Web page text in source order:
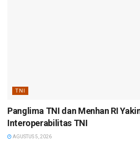
TNI
Panglima TNI dan Menhan RI
Interoperabilitas TNI
AGUSTUS 5, 2026